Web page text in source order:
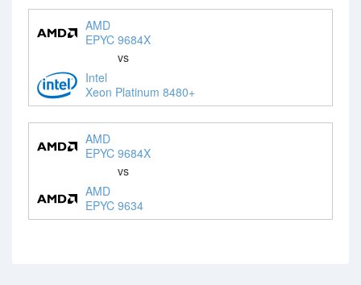
AMD
EPYC 9684X
vs
Intel
Xeon Platinum 8480+
AMD
EPYC 9684X
vs
AMD
EPYC 9634